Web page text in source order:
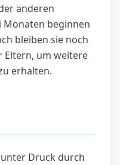
anderen
Monaten beginnen
bleiben sie noch
Eltern, um weitere
erhalten.
Druck durch